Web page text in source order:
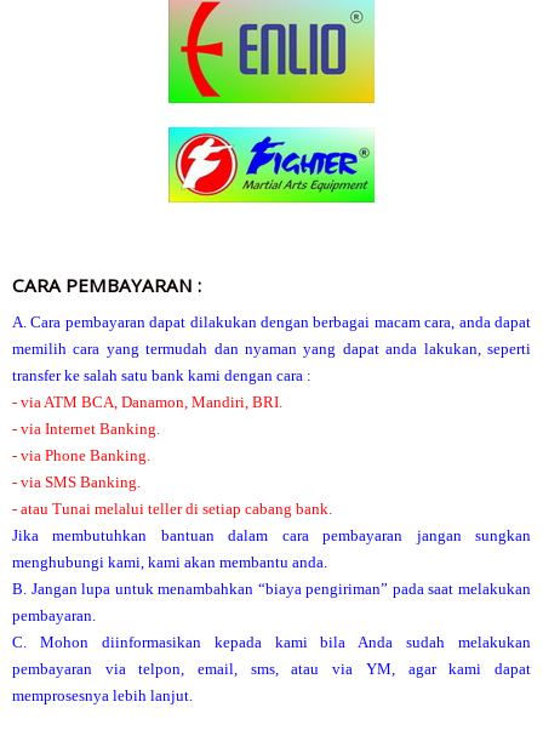
CARA PEMBAYARAN :
A. Cara pembayaran dapat dilakukan dengan berbagai macam cara, anda dapat
memilih cara yang termudah dan nyaman yang dapat anda lakukan, seperti
transfer ke salah satu bank kami dengan cara :
- via ATM BCA, Danamon, Mandiri, BRI.
- via Internet Banking.
- via Phone Banking.
- via SMS Banking.
- atau Tunai melalui teller di setiap cabang bank.
Jika membutuhkan bantuan dalam cara pembayaran jangan sungkan
menghubungi kami, kami akan membantu anda.
B. Jangan lupa untuk menambahkan “biaya pengiriman” pada saat melakukan
pembayaran.
C. Mohon diinformasikan kepada kami bila Anda sudah melakukan
pembayaran via telpon, email, sms, atau via YM, agar kami dapat
memprosesnya lebih lanjut.